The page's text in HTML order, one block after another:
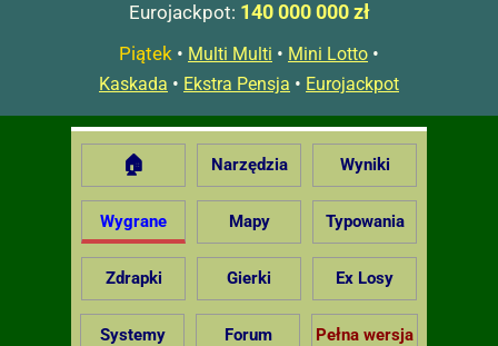
Eurojackpot: 140 000 000 zł
Piątek • Multi Multi • Mini Lotto •
Kaskada • Ekstra Pensja • Eurojackpot
🏠 Narzędzia Wyniki
Wygrane Mapy Typowania
Zdrapki Gierki Ex Losy
Systemy Forum Pełna wersja